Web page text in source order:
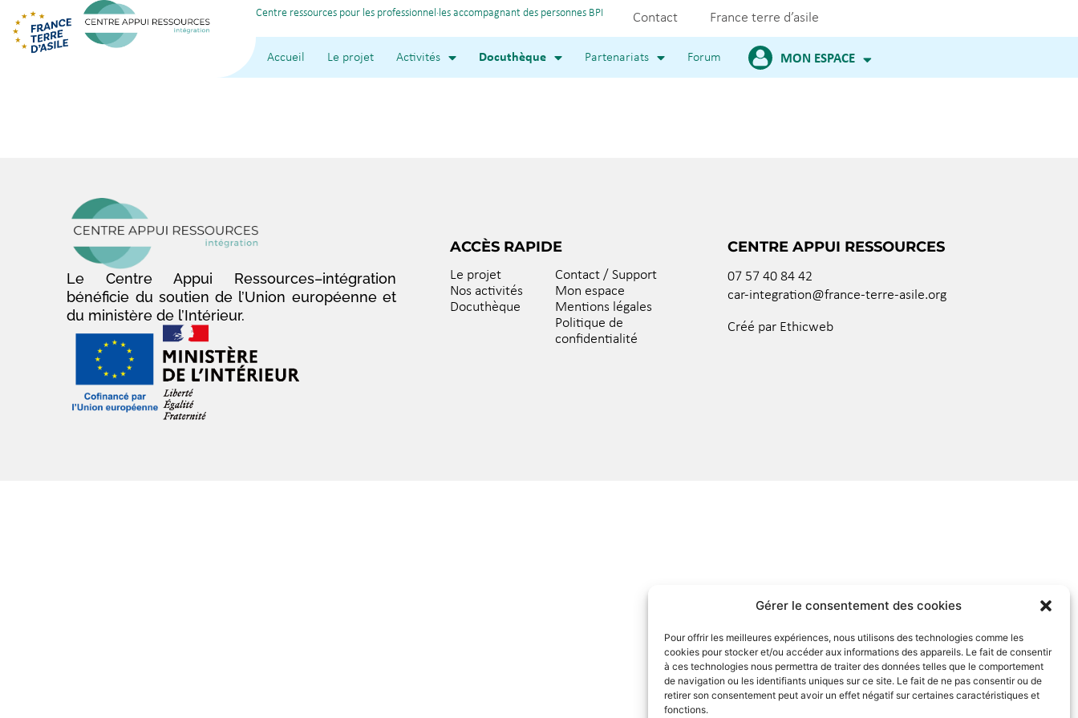
Gérer le consentement des cookies
Pour offrir les meilleures expériences, nous utilisons des technologies comme les
cookies pour stocker et/ou accéder aux informations des appareils. Le fait de consentir
à ces technologies nous permettra de traiter des données telles que le comportement
de navigation ou les identifiants uniques sur ce site. Le fait de ne pas consentir ou de
retirer son consentement peut avoir un effet négatif sur certaines caractéristiques et
fonctions.
Centre ressources pour les professionnel·les accompagnant des personnes BPI Contact France terre d’asile
Accueil Le projet Activités Docuthèque Partenariats Forum MON ESPACE
Le Centre Appui Ressources–intégration
bénéficie du soutien de l’Union européenne et
du ministère de l’Intérieur.
ACCÈS RAPIDE
Le projet
Nos activités
Docuthèque
Contact / Support
Mon espace
Mentions légales
Politique de
confidentialité
CENTRE APPUI RESSOURCES
07 57 40 84 42
car-integration@france-terre-asile.org
Créé par Ethicweb